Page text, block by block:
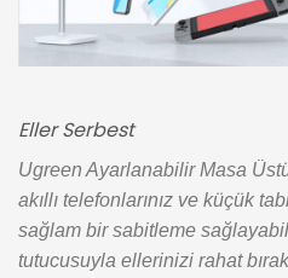
Eller Serbest
Ugreen Ayarlanabilir Masa
akıllı telefonlarınız ve küçük
sağlam bir sabitleme
tutucusuyla ellerinizi rahat